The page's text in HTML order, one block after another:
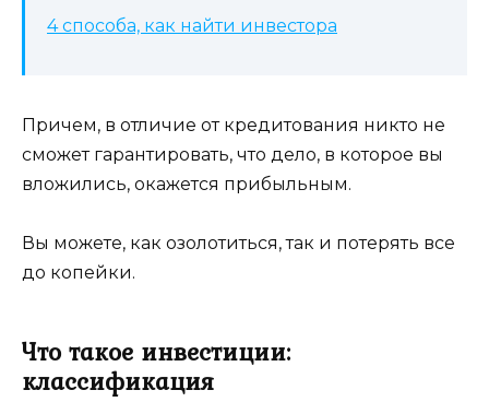
4 способа, как найти инвестора
Причем, в отличие от кредитования никто не
сможет гарантировать, что дело, в которое вы
вложились, окажется прибыльным.
Вы можете, как озолотиться, так и потерять все
до копейки.
Что такое инвестиции:
классификация